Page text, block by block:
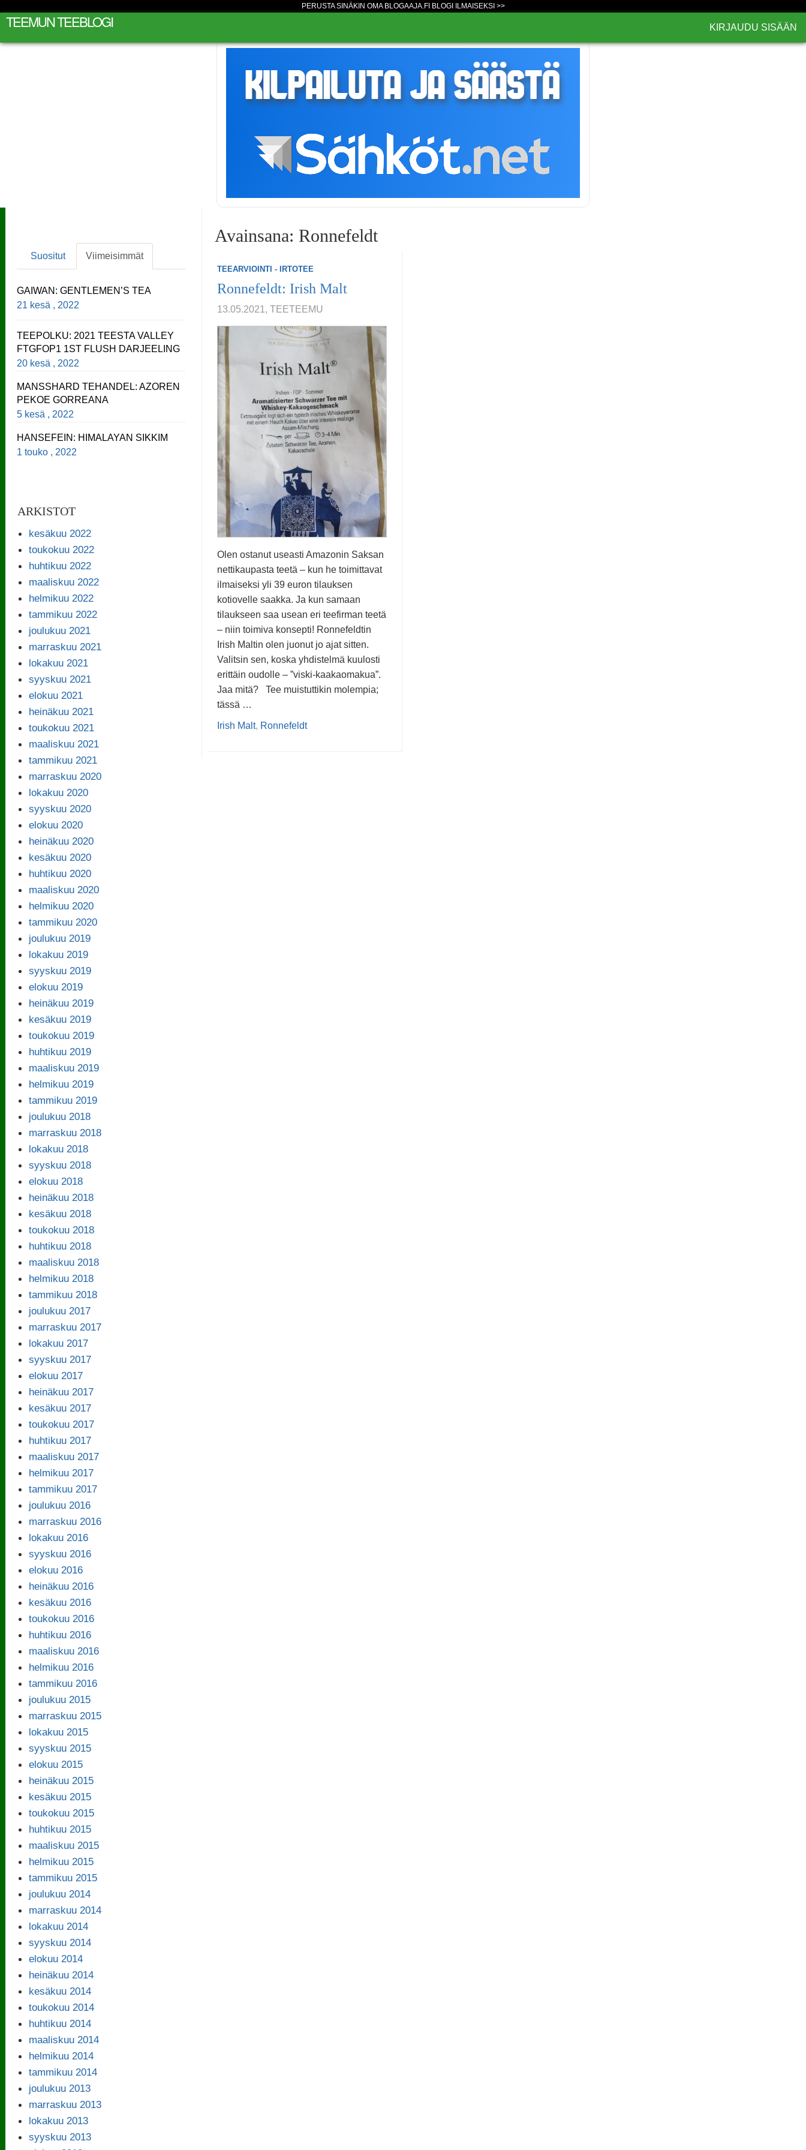
PERUSTA SINÄKIN OMA BLOGAAJA.FI BLOGI ILMAISEKSI >>
TEEMUN TEEBLOGI KIRJAUDU SISÄÄN
Avainsana: Ronnefeldt
TEEARVIOINTI - IRTOTEE
Ronnefeldt: Irish Malt
13.05.2021, TEETEEMU
Olen ostanut useasti Amazonin Saksan
nettikaupasta teetä – kun he toimittavat
ilmaiseksi yli 39 euron tilauksen
kotiovelle saakka. Ja kun samaan
tilaukseen saa usean eri teefirman teetä
– niin toimiva konsepti! Ronnefeldtin
Irish Maltin olen juonut jo ajat sitten.
Valitsin sen, koska yhdistelmä kuulosti
erittäin oudolle – ”viski-kaakaomakua”.
Jaa mitä? Tee muistuttikin molempia;
tässä …
Irish Malt, Ronnefeldt
Suositut Viimeisimmät
GAIWAN: GENTLEMEN’S TEA
21 kesä , 2022
TEEPOLKU: 2021 TEESTA VALLEY
FTGFOP1 1ST FLUSH DARJEELING
20 kesä , 2022
MANSSHARD TEHANDEL: AZOREN
PEKOE GORREANA
5 kesä , 2022
HANSEFEIN: HIMALAYAN SIKKIM
1 touko , 2022
ARKISTOT
kesäkuu 2022
toukokuu 2022
huhtikuu 2022
maaliskuu 2022
helmikuu 2022
tammikuu 2022
joulukuu 2021
marraskuu 2021
lokakuu 2021
syyskuu 2021
elokuu 2021
heinäkuu 2021
toukokuu 2021
maaliskuu 2021
tammikuu 2021
marraskuu 2020
lokakuu 2020
syyskuu 2020
elokuu 2020
heinäkuu 2020
kesäkuu 2020
huhtikuu 2020
maaliskuu 2020
helmikuu 2020
tammikuu 2020
joulukuu 2019
lokakuu 2019
syyskuu 2019
elokuu 2019
heinäkuu 2019
kesäkuu 2019
toukokuu 2019
huhtikuu 2019
maaliskuu 2019
helmikuu 2019
tammikuu 2019
joulukuu 2018
marraskuu 2018
lokakuu 2018
syyskuu 2018
elokuu 2018
heinäkuu 2018
kesäkuu 2018
toukokuu 2018
huhtikuu 2018
maaliskuu 2018
helmikuu 2018
tammikuu 2018
joulukuu 2017
marraskuu 2017
lokakuu 2017
syyskuu 2017
elokuu 2017
heinäkuu 2017
kesäkuu 2017
toukokuu 2017
huhtikuu 2017
maaliskuu 2017
helmikuu 2017
tammikuu 2017
joulukuu 2016
marraskuu 2016
lokakuu 2016
syyskuu 2016
elokuu 2016
heinäkuu 2016
kesäkuu 2016
toukokuu 2016
huhtikuu 2016
maaliskuu 2016
helmikuu 2016
tammikuu 2016
joulukuu 2015
marraskuu 2015
lokakuu 2015
syyskuu 2015
elokuu 2015
heinäkuu 2015
kesäkuu 2015
toukokuu 2015
huhtikuu 2015
maaliskuu 2015
helmikuu 2015
tammikuu 2015
joulukuu 2014
marraskuu 2014
lokakuu 2014
syyskuu 2014
elokuu 2014
heinäkuu 2014
kesäkuu 2014
toukokuu 2014
huhtikuu 2014
maaliskuu 2014
helmikuu 2014
tammikuu 2014
joulukuu 2013
marraskuu 2013
lokakuu 2013
syyskuu 2013